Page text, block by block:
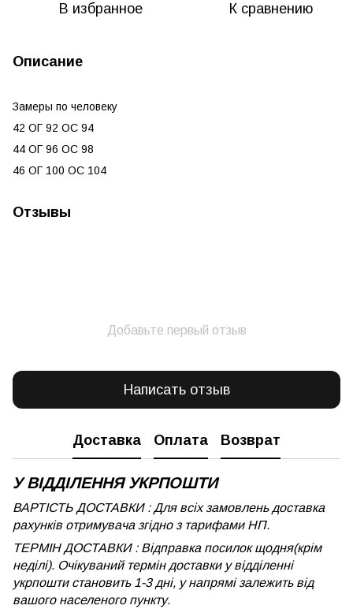
В избранное К сравнению
Описание
Замеры по человеку
42 ОГ 92 ОС 94
44 ОГ 96 ОС 98
46 ОГ 100 ОС 104
Отзывы
Добавьте первый отзыв
Написать отзыв
Доставка Оплата Возврат
У ВІДДІЛЕННЯ УКРПОШТИ
ВАРТІСТЬ ДОСТАВКИ : Для всіх замовлень доставка
рахунків отримувача згідно з тарифами НП.
ТЕРМІН ДОСТАВКИ : Відправка посилок щодня(крім
неділі). Очікуваний термін доставки у відділенні
укрпошти становить 1-3 дні, у напрямі залежить від
вашого населеного пункту.